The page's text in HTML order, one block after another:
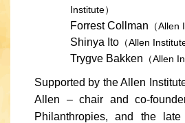
Institute）
Forrest Collman （Allen
Shinya Ito （Allen Institute
Trygve Bakken （Allen
Supported by the Allen
Allen – chair and co-
Philanthropies, and the